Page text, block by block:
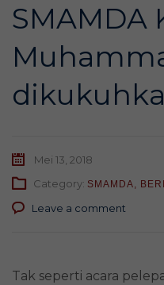
SMAMDA
Mei 13, 2018
Category: SMAMDA,
Leave a comment
Tak seperti acara